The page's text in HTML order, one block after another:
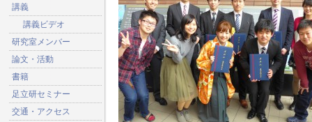
講義
講義ビデオ
研究室メンバー
論文・活動
書籍
足立研セミナー
交通・アクセス